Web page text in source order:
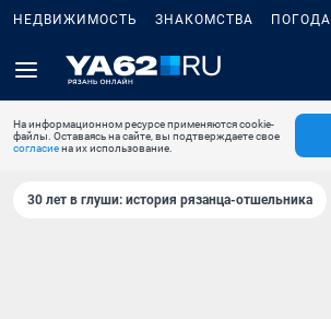
НЕДВИЖИМОСТЬ ЗНАКОМСТВА ПОГОДА
На информационном ресурсе применяются cookie-
файлы. Оставаясь на сайте, вы подтверждаете свое
согласиена их использование.
30 лет в глуши: история рязанца-отшельника